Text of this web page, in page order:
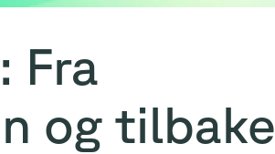
Fra
og tilbake